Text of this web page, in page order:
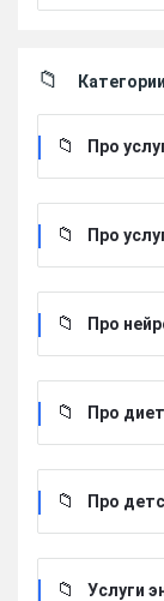
Про
Про
Про
Про
Про
Услуги